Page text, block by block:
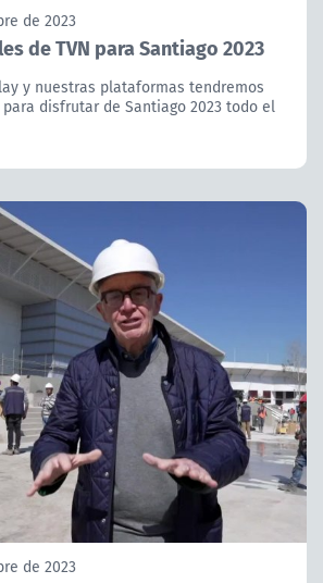
de 2023
de TVN para Santiago 2023
y nuestras plataformas tendremos
disfrutar de Santiago 2023 todo el
de 2023